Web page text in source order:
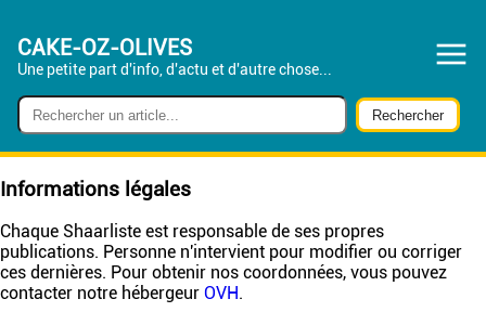
CAKE-OZ-OLIVES
Une petite part d'info, d'actu et d'autre chose...
Informations légales
Chaque Shaarliste est responsable de ses propres
publications. Personne n'intervient pour modifier ou corriger
ces dernières. Pour obtenir nos coordonnées, vous pouvez
contacter notre hébergeur OVH.